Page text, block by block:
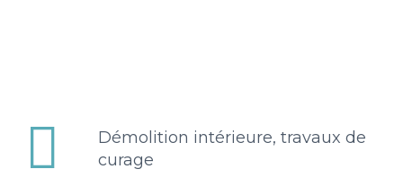


Démolition intérieure, travaux de
curage